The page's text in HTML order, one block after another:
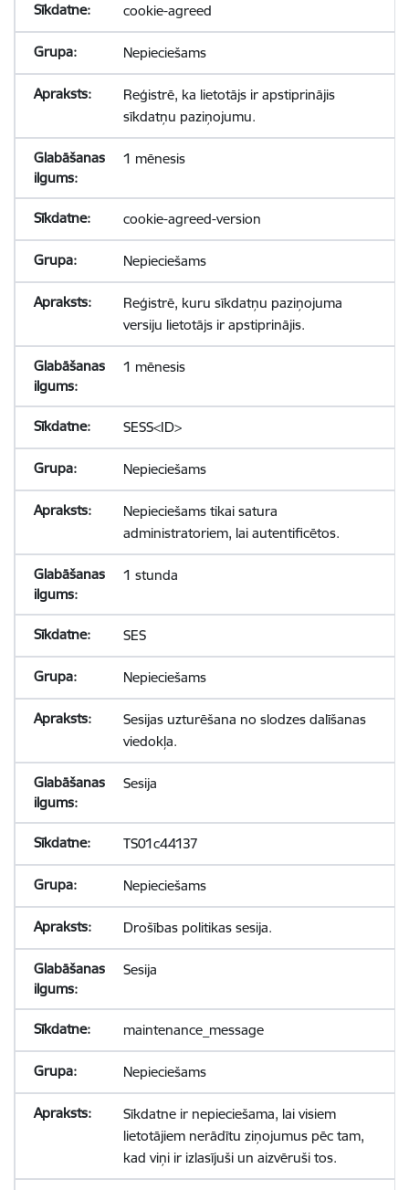
cookie-agreed
Nepieciešams
Reģistrē, ka lietotājs ir apstiprinājis
sīkdatņu paziņojumu.
1 mēnesis
cookie-agreed-version
Nepieciešams
Reģistrē, kuru sīkdatņu paziņojuma
versiju lietotājs ir apstiprinājis.
1 mēnesis
SESS<ID>
Nepieciešams
Nepieciešams tikai satura
administratoriem, lai autentificētos.
1 stunda
SES
Nepieciešams
Sesijas uzturēšana no slodzes dalīšanas
viedokļa.
Sesija
TS01c44137
Nepieciešams
Drošības politikas sesija.
Sesija
maintenance_message
Nepieciešams
Sīkdatne ir nepieciešama, lai visiem
lietotājiem nerādītu ziņojumus pēc tam,
kad viņi ir izlasījuši un aizvēruši tos.